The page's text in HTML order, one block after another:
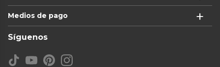
Medios de pago
Síguenos